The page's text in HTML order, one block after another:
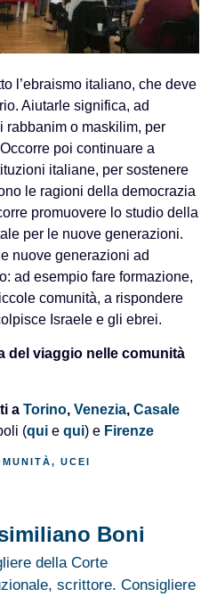
l’ebraismo italiano, che deve
Aiutarle significa, ad
rabbanim o maskilim, per
poi continuare a
italiane, per sostenere
le ragioni della democrazia
promuovere lo studio della
per le nuove generazioni.
nuove generazioni ad
ad esempio fare formazione,
comunità, a rispondere
Israele e gli ebrei.
del viaggio nelle comunità
a Torino, Venezia, Casale
(qui e qui) e Firenze
, UCEI
Boni
della Corte
scrittore. Consigliere